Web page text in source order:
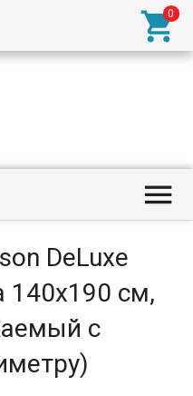


DeLuxe
140x190 см,
с